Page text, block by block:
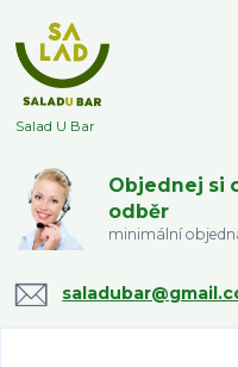
Salad U Bar
Objednej si
odběr
minimální